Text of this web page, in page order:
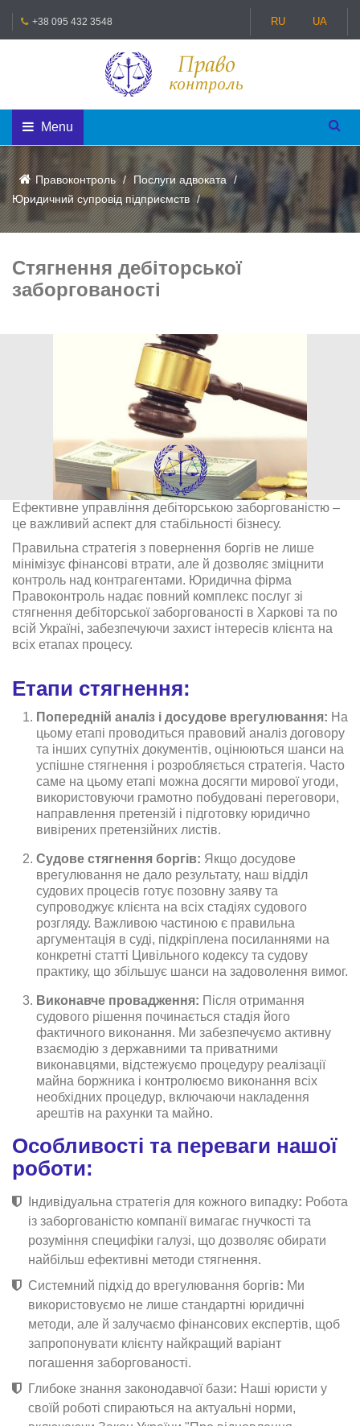
+38 095 432 3548 RU UA
Menu
Правоконтроль
Послуги адвоката
Юридичний супровід підприємств
Стягнення дебіторської
заборгованості
Ефективне управління дебіторською заборгованістю –
це важливий аспект для стабільності бізнесу.
Правильна стратегія з повернення боргів не лише
мінімізує фінансові втрати, але й дозволяє зміцнити
контроль над контрагентами. Юридична фірма
Правоконтроль надає повний комплекс послуг зі
стягнення дебіторської заборгованості в Харкові та по
всій Україні, забезпечуючи захист інтересів клієнта на
всіх етапах процесу.
Етапи стягнення:
Попередній аналіз і досудове врегулювання: На
цьому етапі проводиться правовий аналіз договору
та інших супутніх документів, оцінюються шанси на
успішне стягнення і розробляється стратегія. Часто
саме на цьому етапі можна досягти мирової угоди,
використовуючи грамотно побудовані переговори,
направлення претензій і підготовку юридично
вивірених претензійних листів.
Судове стягнення боргів: Якщо досудове
врегулювання не дало результату, наш відділ
судових процесів готує позовну заяву та
супроводжує клієнта на всіх стадіях судового
розгляду. Важливою частиною є правильна
аргументація в суді, підкріплена посиланнями на
конкретні статті Цивільного кодексу та судову
практику, що збільшує шанси на задоволення вимог.
Виконавче провадження: Після отримання
судового рішення починається стадія його
фактичного виконання. Ми забезпечуємо активну
взаємодію з державними та приватними
виконавцями, відстежуємо процедуру реалізації
майна боржника і контролюємо виконання всіх
необхідних процедур, включаючи накладення
арештів на рахунки та майно.
Особливості та переваги нашої
роботи:
Індивідуальна стратегія для кожного випадку: Робота
із заборгованістю компанії вимагає гнучкості та
розуміння специфіки галузі, що дозволяє обирати
найбільш ефективні методи стягнення.
Системний підхід до врегулювання боргів: Ми
використовуємо не лише стандартні юридичні
методи, але й залучаємо фінансових експертів, щоб
запропонувати клієнту найкращий варіант
погашення заборгованості.
Глибоке знання законодавчої бази: Наші юристи у
своїй роботі спираються на актуальні норми,